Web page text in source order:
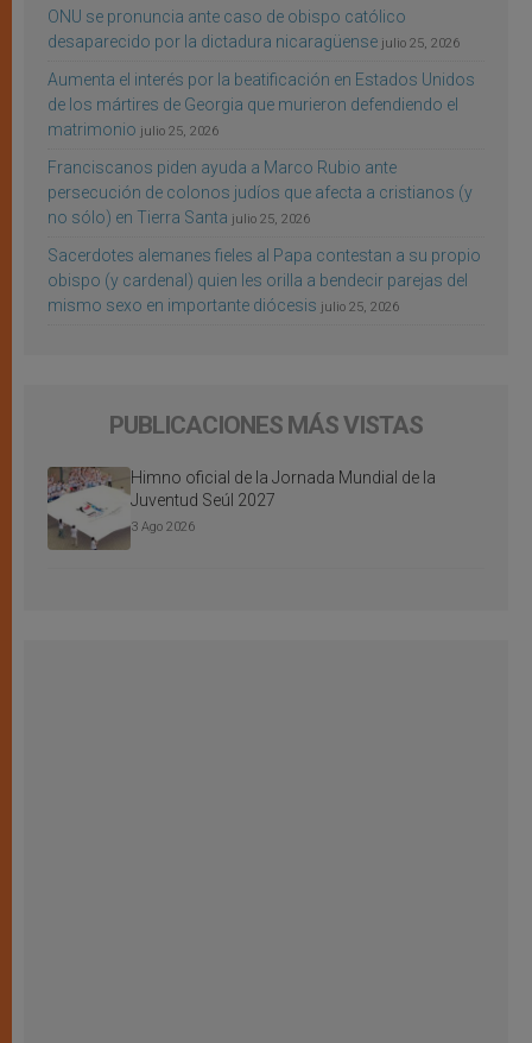
ONU se pronuncia ante caso de obispo católico
desaparecido por la dictadura nicaragüense julio 25, 2026
Aumenta el interés por la beatificación en Estados Unidos
de los mártires de Georgia que murieron defendiendo el
matrimonio julio 25, 2026
Franciscanos piden ayuda a Marco Rubio ante
persecución de colonos judíos que afecta a cristianos (y
no sólo) en Tierra Santa julio 25, 2026
Sacerdotes alemanes fieles al Papa contestan a su propio
obispo (y cardenal) quien les orilla a bendecir parejas del
mismo sexo en importante diócesis julio 25, 2026
PUBLICACIONES MÁS VISTAS
Himno oficial de la Jornada Mundial de la
Juventud Seúl 2027
3 Ago 2026